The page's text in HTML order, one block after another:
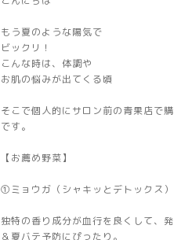
もう夏のような陽気で
ビックリ！
こんな時は、体調や
お肌の悩みが出てくる頃
そこで個人的にサロン前の青果店で
です。
【お薦め野菜】
①ミョウガ（シャキッとデトックス
独特の香り成分が血行を良くして、
＆夏バテ予防にぴったり。